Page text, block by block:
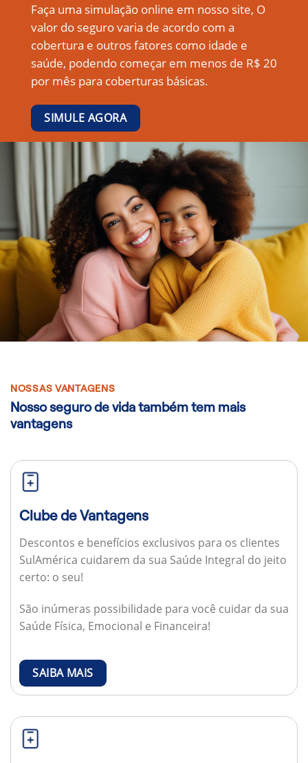
Faça uma simulação online em nosso site, O
valor do seguro varia de acordo com a
cobertura e outros fatores como idade e
saúde, podendo começar em menos de R$ 20
por mês para coberturas básicas.
SIMULE AGORA
NOSSAS VANTAGENS
Nosso seguro de vida também tem mais
vantagens
Clube de Vantagens
Descontos e benefícios exclusivos para os clientes
SulAmérica cuidarem da sua Saúde Integral do jeito
certo: o seu!
São inúmeras possibilidade para você cuidar da sua
Saúde Física, Emocional e Financeira!
SAIBA MAIS